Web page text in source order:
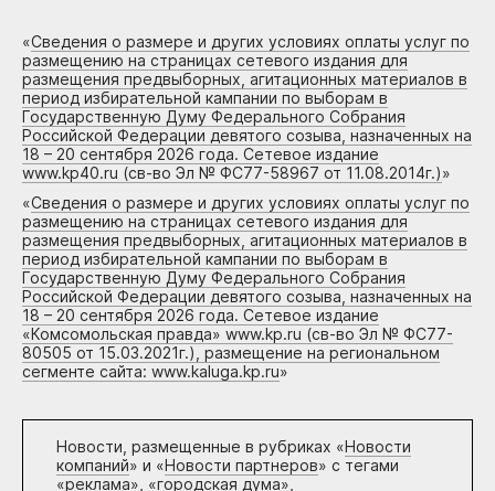
«Сведения о размере и других условиях оплаты услуг по
размещению на страницах сетевого издания для
размещения предвыборных, агитационных материалов в
период избирательной кампании по выборам в
Государственную Думу Федерального Собрания
Российской Федерации девятого созыва, назначенных на
18 – 20 сентября 2026 года. Сетевое издание
www.kp40.ru (св-во Эл № ФС77-58967 от 11.08.2014г.)»
«Сведения о размере и других условиях оплаты услуг по
размещению на страницах сетевого издания для
размещения предвыборных, агитационных материалов в
период избирательной кампании по выборам в
Государственную Думу Федерального Собрания
Российской Федерации девятого созыва, назначенных на
18 – 20 сентября 2026 года. Сетевое издание
«Комсомольская правда» www.kp.ru (св-во Эл № ФС77-
80505 от 15.03.2021г.), размещение на региональном
сегменте сайта: www.kaluga.kp.ru»
Новости, размещенные в рубриках «Новости
компаний» и «Новости партнеров» с тегами
«реклама», «городская дума»,